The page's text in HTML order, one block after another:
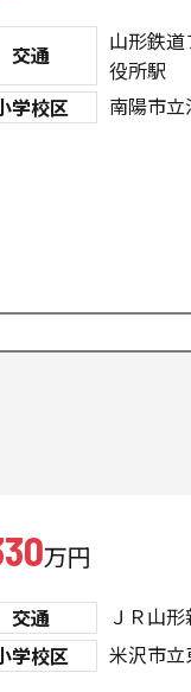
交通
山形鉄
役所駅
学校区
南陽市
万円
交通 ＪＲ山
学校区
米沢市立